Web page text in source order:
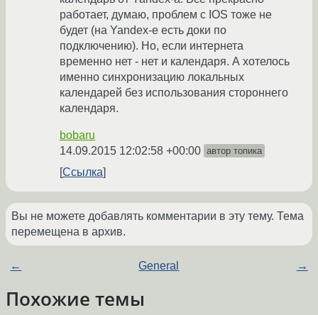
работает, думаю, проблем с IOS тоже не
будет (на Yandex-е есть доки по
подключению). Но, если интернета
временно нет - нет и календаря. А хотелось
именно синхронизацию локальных
календарей без использования стороннего
календаря.
bobaru
14.09.2015 12:02:58 +00:00 автор топика
Ссылка
Вы не можете добавлять комментарии в эту тему. Тема
перемещена в архив.
← General →
Похожие темы